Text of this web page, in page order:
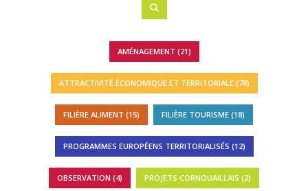
AMÉNAGEMENT (21)
ATTRACTIVITÉ ÉCONOMIQUE ET TERRITORIALE (78)
FILIÈRE ALIMENT (15) FILIÈRE TOURISME (18)
PROGRAMMES EUROPÉENS TERRITORIALISÉS (12)
OBSERVATION (4) PROJETS CORNOUAILLAIS (2)